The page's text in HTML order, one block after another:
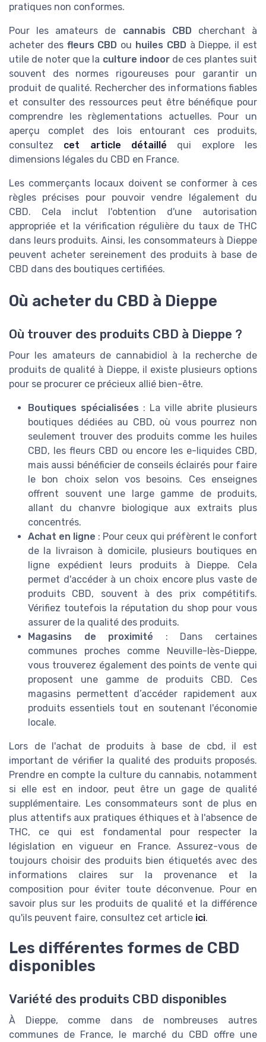
pratiques non conformes.
Pour les amateurs de cannabis CBD cherchant à
acheter des fleurs CBD ou huiles CBD à Dieppe, il est
utile de noter que la culture indoorde ces plantes suit
souvent des normes rigoureuses pour garantir un
produit de qualité. Rechercher des informations fiables
et consulter des ressources peut être bénéfique pour
comprendre les règlementations actuelles. Pour un
aperçu complet des lois entourant ces produits,
consultez cet article détaillé qui explore les
dimensions légales du CBD en France.
Les commerçants locaux doivent se conformer à ces
règles précises pour pouvoir vendre légalement du
CBD. Cela inclut l'obtention d'une autorisation
appropriée et la vérification régulière du taux de THC
dans leurs produits. Ainsi, les consommateurs à Dieppe
peuvent acheter sereinement des produits à base de
CBD dans des boutiques certifiées.
Où acheter du CBD à Dieppe
Où trouver des produits CBD à Dieppe ?
Pour les amateurs de cannabidiol à la recherche de
produits de qualité à Dieppe, il existe plusieurs options
pour se procurer ce précieux allié bien-être.
Boutiques spécialisées : La ville abrite plusieurs
boutiques dédiées au CBD, où vous pourrez non
seulement trouver des produits comme les huiles
CBD, les fleurs CBD ou encore les e-liquides CBD,
mais aussi bénéficier de conseils éclairés pour faire
le bon choix selon vos besoins. Ces enseignes
offrent souvent une large gamme de produits,
allant du chanvre biologique aux extraits plus
concentrés.
Achat en ligne : Pour ceux qui préfèrent le confort
de la livraison à domicile, plusieurs boutiques en
ligne expédient leurs produits à Dieppe. Cela
permet d'accéder à un choix encore plus vaste de
produits CBD, souvent à des prix compétitifs.
Vérifiez toutefois la réputation du shop pour vous
assurer de la qualité des produits.
Magasins de proximité : Dans certaines
communes proches comme Neuville-lès-Dieppe,
vous trouverez également des points de vente qui
proposent une gamme de produits CBD. Ces
magasins permettent d’accéder rapidement aux
produits essentiels tout en soutenant l'économie
locale.
Lors de l'achat de produits à base de cbd, il est
important de vérifier la qualité des produits proposés.
Prendre en compte la culture du cannabis, notamment
si elle est en indoor, peut être un gage de qualité
supplémentaire. Les consommateurs sont de plus en
plus attentifs aux pratiques éthiques et à l'absence de
THC, ce qui est fondamental pour respecter la
législation en vigueur en France. Assurez-vous de
toujours choisir des produits bien étiquetés avec des
informations claires sur la provenance et la
composition pour éviter toute déconvenue. Pour en
savoir plus sur les produits de qualité et la différence
qu'ils peuvent faire, consultez cet article ici.
Les différentes formes de CBD
disponibles
Variété des produits CBD disponibles
À Dieppe, comme dans de nombreuses autres
communes de France, le marché du CBD offre une